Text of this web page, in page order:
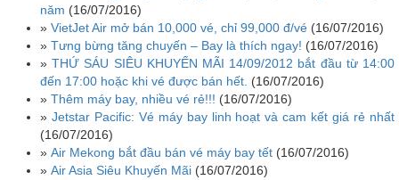
năm (16/07/2016)
» VietJet Air mở bán 10,000 vé, chỉ 99,000 đ/vé (16/07/2016)
» Tưng bừng tăng chuyến – Bay là thích ngay! (16/07/2016)
»THỨ SÁU SIÊU KHUYẾN MÃI 14/09/2012 bắt đầu từ 14:00
đến 17:00 hoặc khi vé được bán hết. (16/07/2016)
» Thêm máy bay, nhiều vé rẻ!!! (16/07/2016)
» Jetstar Pacific: Vé máy bay linh hoạt và cam kết giá rẻ nhất
(16/07/2016)
» Air Mekong bắt đầu bán vé máy bay tết (16/07/2016)
» Air Asia Siêu Khuyến Mãi (16/07/2016)